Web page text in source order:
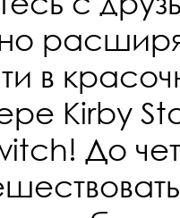
в
Kirby
До